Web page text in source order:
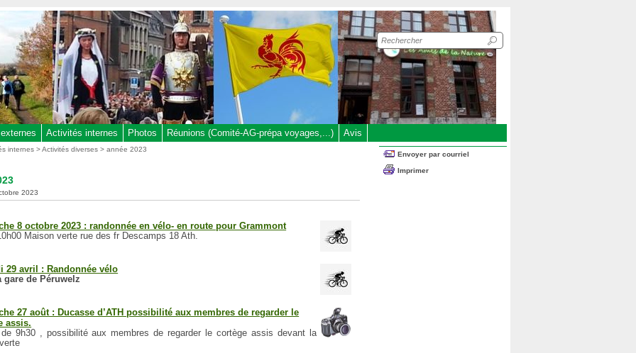
Recherche
sur
le
site
Activités internes Photos Réunions (Comité-AG-prépa voyages,...) Avis
internes >Activités diverses > année 2023
2023
8 octobre 2023 : randonnée en vélo- en route pour Grammont
Maison verte rue des fr Descamps 18 Ath.
29 avril : Randonnée vélo
gare de Péruwelz
27 août : Ducasse d’ATH possibilité aux membres de regarder le
assis.
9h30 , possibilité aux membres de regarder le cortège assis devant la
Envoyer par courriel
Imprimer